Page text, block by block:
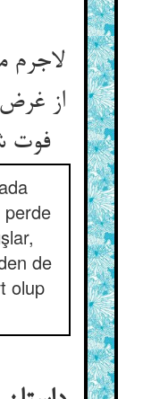
از
فوت شد در معترض
de
olup